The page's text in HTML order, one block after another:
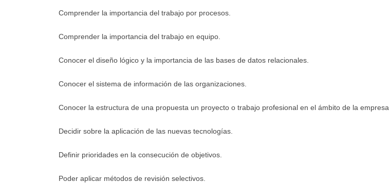
Comprender la importancia del trabajo por procesos.
Comprender la importancia del trabajo en equipo.
Conocer el diseño lógico y la importancia de las bases de datos relacionales.
Conocer el sistema de información de las organizaciones.
Conocer la estructura de una propuesta un proyecto o trabajo profesional en el ámbito de la empresa.
Decidir sobre la aplicación de las nuevas tecnologías.
Definir prioridades en la consecución de objetivos.
Poder aplicar métodos de revisión selectivos.